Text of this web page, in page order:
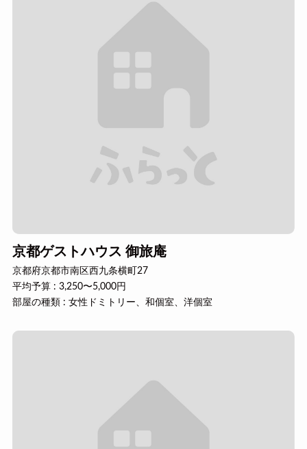
京都ゲストハウス 御旅庵
京都府京都市南区西九条横町27
平均予算 : 3,250〜5,000円
部屋の種類 : 女性ドミトリー、和個室、洋個室